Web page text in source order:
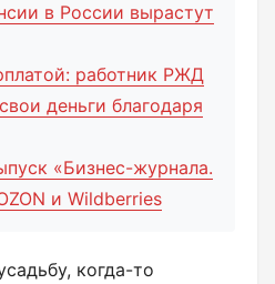
в России вырастут
работник РЖД
деньги благодаря
«Бизнес-журнала.
и Wildberries
когда-то